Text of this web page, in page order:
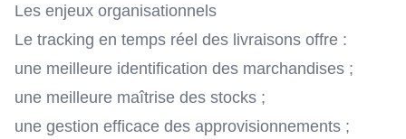
Les enjeux organisationnels
Le tracking en temps réel des livraisons offre :
une meilleure identification des marchandises ;
une meilleure maîtrise des stocks ;
une gestion efficace des approvisionnements ;